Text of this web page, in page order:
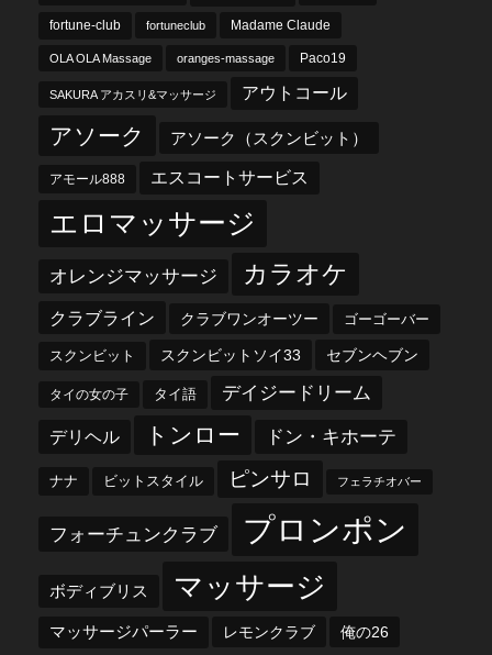
fortune-club fortuneclub Madame Claude
OLA OLA Massage oranges-massage Paco19
SAKURA アカスリ&マッサージ アウトコール
アソーク アソーク（スクンビット）
アモール888 エスコートサービス
エロマッサージ
オレンジマッサージ カラオケ
クラブライン クラブワンオーツー ゴーゴーバー
スクンビット スクンビットソイ33 セブンヘブン
タイの女の子 タイ語 デイジードリーム
デリヘル トンロー ドン・キホーテ
ナナ ビットスタイル ピンサロ フェラチオバー
フォーチュンクラブ プロンポン
ボディブリス マッサージ
マッサージパーラー レモンクラブ 俺の26